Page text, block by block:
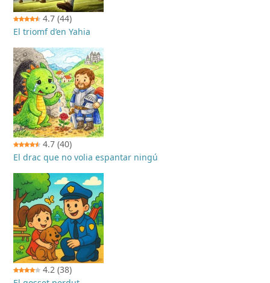
4.7 (44)
El triomf d’en Yahia
4.7 (40)
El drac que no volia espantar ningú
4.2 (38)